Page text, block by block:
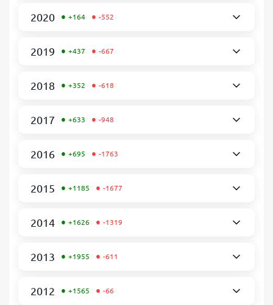
2020 • +164 • -552
2019 • +437 • -667
2018 • +352 • -618
2017 • +633 • -948
2016 • +695 • -1763
2015 • +1185 • -1677
2014 • +1626 • -1319
2013 • +1955 • -611
2012 • +1565 • -66